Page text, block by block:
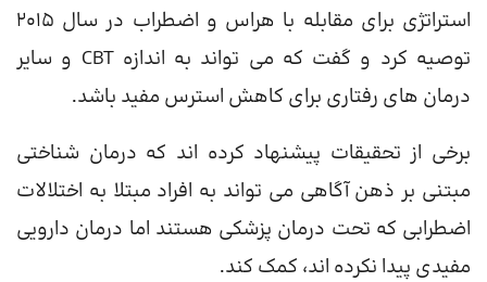
استراتژی برای مقابله با هراس و اضطراب در سال 2015
توصیه کرد و گفت که می تواند به اندازه CBT و سایر
درمان های رفتاری برای کاهش استرس مفید باشد.
برخی از تحقیقات پیشنهاد کرده اند که درمان شناختی
مبتنی بر ذهن آگاهی می تواند به افراد مبتلا به اختلالات
اضطرابی که تحت درمان پزشکی هستند اما درمان دارویی
مفیدی پیدا نکرده اند، کمک کند.